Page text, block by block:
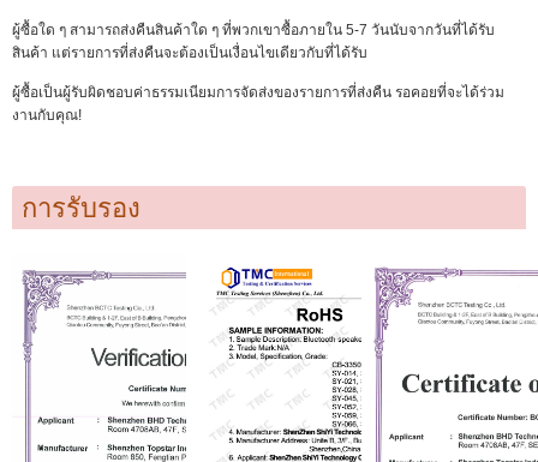
ผู้ซื้อใด ๆ สามารถส่งคืนสินค้าใด ๆ ที่พวกเขาซื้อภายใน 5-7 วันนับจากวันที่ได้รับ
สินค้า แต่รายการที่ส่งคืนจะต้องเป็นเงื่อนไขเดียวกับที่ได้รับ
ผู้ซื้อเป็นผู้รับผิดชอบค่าธรรมเนียมการจัดส่งของรายการที่ส่งคืน รอคอยที่จะได้ร่วม
งานกับคุณ!
การรับรอง